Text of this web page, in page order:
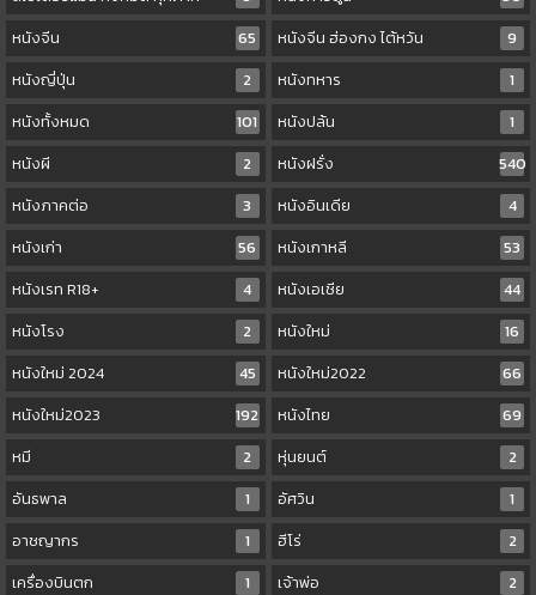
หนังจีน
65 หนังจีน ฮ่องกง ไต้หวัน
9
หนังญี่ปุ่น
2 หนังทหาร
1
หนังทั้งหมด
101 หนังปล้น
1
หนังผี
2 หนังฝรั่ง
540
หนังภาคต่อ
3 หนังอินเดีย
4
หนังเก่า
56 หนังเกาหลี
53
หนังเรท R18+
4 หนังเอเชีย
44
หนังโรง
2 หนังใหม่
16
หนังใหม่ 2024
45 หนังใหม่2022
66
หนังใหม่2023
192 หนังไทย
69
หมี
2 หุ่นยนต์
2
อันธพาล
1 อัศวิน
1
อาชญากร
1 ฮีโร่
2
เครื่องบินตก
1 เจ้าพ่อ
2